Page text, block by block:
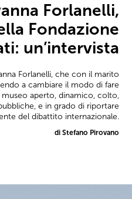
Forlanelli,
Fondazione
un’intervista
Forlanelli, che con il marito
a cambiare il modo di fare
aperto, dinamico, colto,
e in grado di riportare
del dibattito internazionale.
di Stefano Pirovano